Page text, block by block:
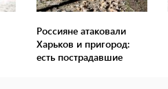
Россияне атаковали
Харьков и пригород:
есть пострадавшие